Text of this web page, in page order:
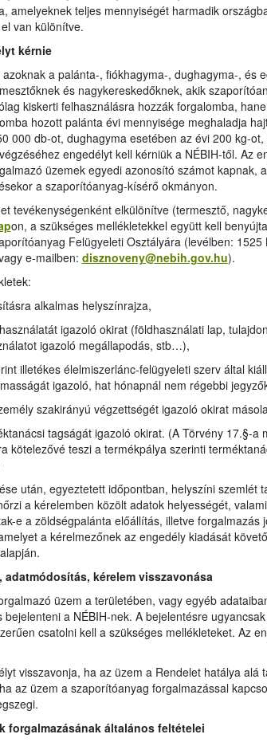
amelyeknek teljes mennyiségét harmadik
van különítve.
kérnie
a palánta-, fiókhagyma-, dughagyma-, és
és nagykereskedőknek, akik
kiskerti felhasználásra hozzák forgalomba,
hozott palánta évi mennyisége meghaladja
000 db-ot, dughagyma esetében az évi 200 kg-
engedélyt kell kérniük a NÉBIH-től. Az
üzemek egyedi azonosító számot kapnak,
a szaporítóanyag-kísérő okmányon.
tevékenységenként elkülönítve (termesztő,
on, a szükséges mellékletekkel együtt kell
Felügyeleti Osztályára (levélben:
e-mailben: disznoveny@nebih.gov.hu).
alkalmas helyszínrajza,
igazoló okirat (földhasználati lap,
igazoló megállapodás, stb…),
illetékes élelmiszerlánc-felügyeleti szerv által
igazoló, hat hónapnál nem régebbi
szakirányú végzettségét igazoló okirat
tagságát igazoló okirat. (A Törvény 17.§-a
kötelezővé teszi a termékpálya szerinti
után, egyeztetett időpontban, helyszíni szemlét
a kérelemben közölt adatok helyességét,
e a zöldségpalánta előállítás, illetve forgalmazás
a kérelmezőnek az engedély kiadását
adatmódosítás, kérelem visszavonása
üzem a területében, vagy egyéb
bejelenteni a NÉBIH-nek. A bejelentésre
csatolni kell a szükséges mellékleteket. Az
visszavonja, ha az üzem a Rendelet hatálya alá
az üzem a szaporítóanyag forgalmazással
forgalmazásának általános feltételei